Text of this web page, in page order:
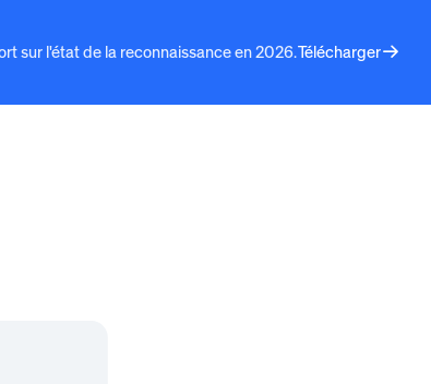
sur l'état de la reconnaissance en 2026.Télécharger